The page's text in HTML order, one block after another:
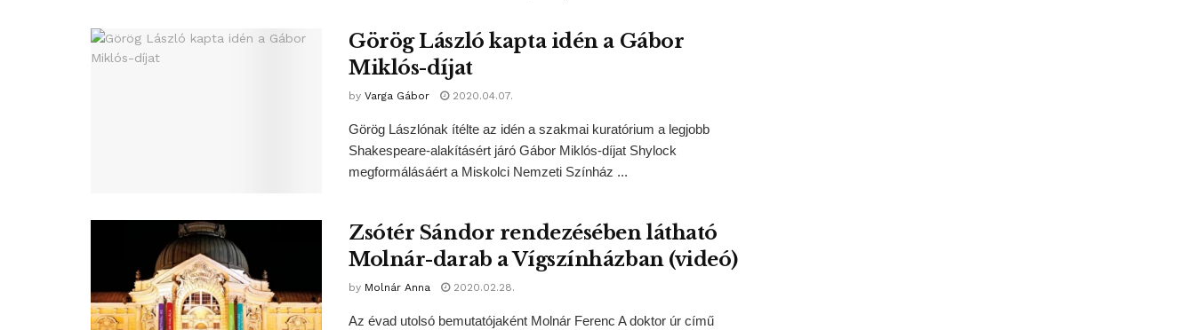
Görög László kapta idén a Gábor
Miklós-díjat
by Varga Gábor 2020.04.07.
Görög Lászlónak ítélte az idén a szakmai kuratórium a legjobb
Shakespeare-alakításért járó Gábor Miklós-díjat Shylock
megformálásáért a Miskolci Nemzeti Színház ...
Zsótér Sándor rendezésében látható
Molnár-darab a Vígszínházban (videó)
by Molnár Anna 2020.02.28.
Az évad utolsó bemutatójaként Molnár Ferenc A doktor úr című